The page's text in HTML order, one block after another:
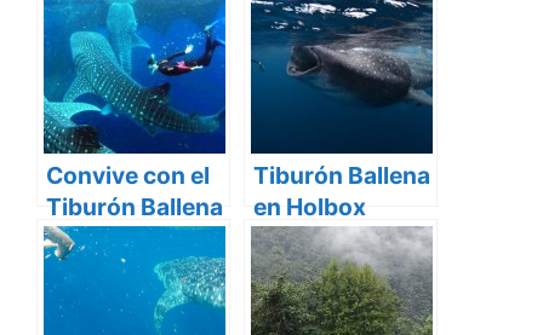
Convive con el
Tiburón Ballena
en Holbox
Tiburón Ballena
en Holbox